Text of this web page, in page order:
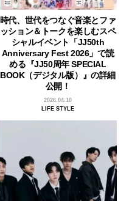
時代、世代をつなぐ音楽とファ
ッション＆トークを楽しむスペ
シャルイベント「JJ50th
Anniversary Fest 2026」で読
める『JJ50周年 SPECIAL
BOOK（デジタル版）』の詳細
公開！
2026.04.10
LIFE STYLE